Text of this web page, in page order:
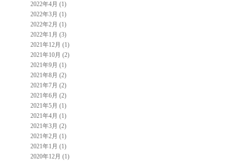
2022年4月 (1)
2022年3月 (1)
2022年2月 (1)
2022年1月 (3)
2021年12月 (1)
2021年10月 (2)
2021年9月 (1)
2021年8月 (2)
2021年7月 (2)
2021年6月 (2)
2021年5月 (1)
2021年4月 (1)
2021年3月 (2)
2021年2月 (1)
2021年1月 (1)
2020年12月 (1)